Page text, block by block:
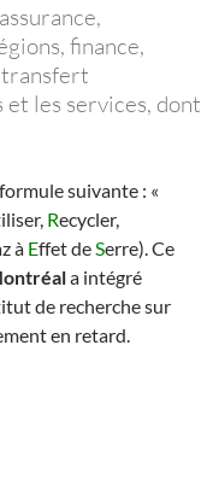
finance,
transfert
les services, dont
suivante : «
Recycler,
à Effet deSerre). Ce
a intégré
de recherche sur
en retard.